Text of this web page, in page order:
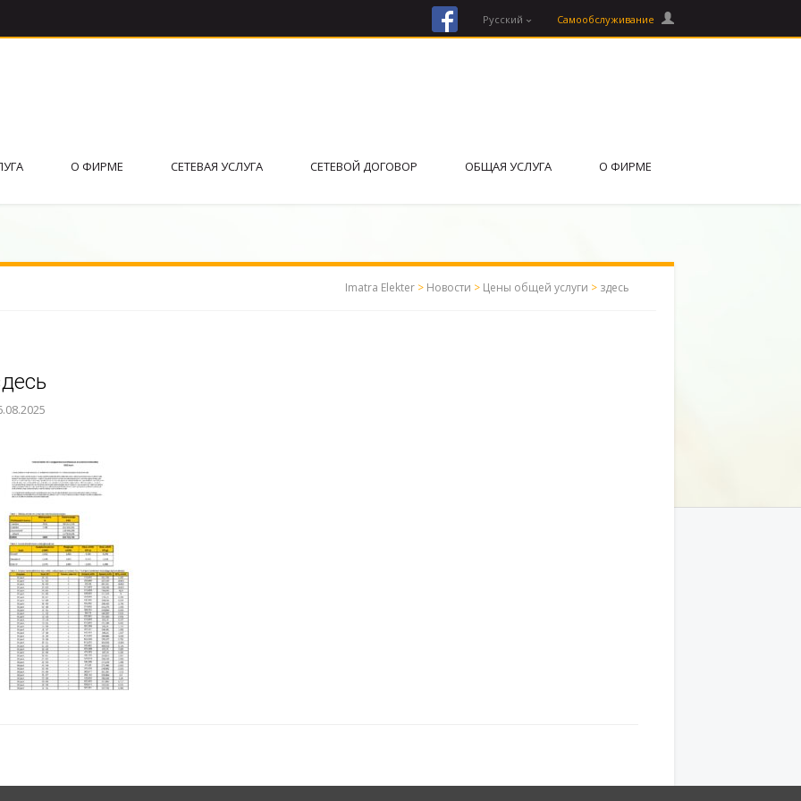
facebook Русский Cамообслуживание
О ФИРМЕ СЕТЕВАЯ УСЛУГА СЕТЕВОЙ ДОГОВОР ОБЩАЯ УСЛУГА О ФИРМЕ
Imatra Elekter > Новости > Цены общей услуги > здесь